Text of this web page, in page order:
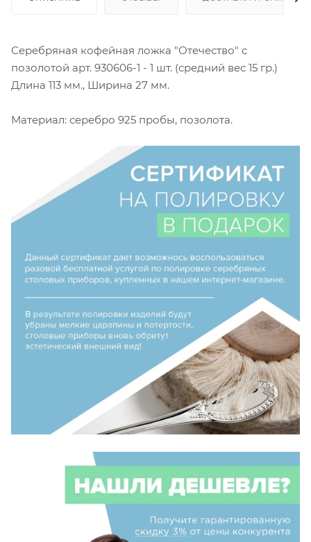
Серебряная кофейная ложка "Отечество" с
позолотой арт. 930606-1 - 1 шт. (средний вес 15 гр.)
Длина 113 мм., Ширина 27 мм.
Материал: серебро 925 пробы, позолота.